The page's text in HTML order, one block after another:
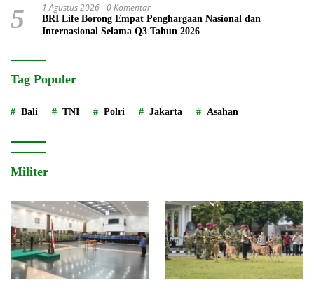
5 1 Agustus 2026 0 Komentar
BRI Life Borong Empat Penghargaan Nasional dan
Internasional Selama Q3 Tahun 2026
Tag Populer
Bali TNI Polri Jakarta Asahan
Militer